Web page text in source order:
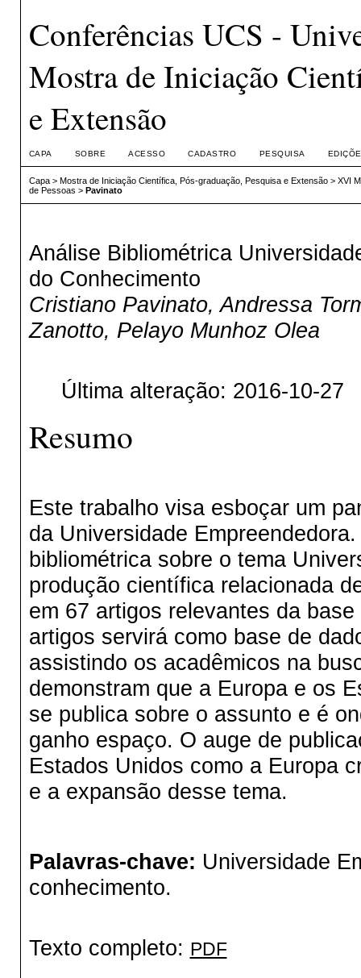
Conferências UCS -
Mostra de Iniciação
e Extensão
CAPA SOBRE ACESSO CADASTRO PESQUISA
Capa> Mostra de Iniciação Científica, Pós-graduação, Pesquisa e Extensão> XVI
de Pessoas > Pavinato
Análise Bibliométrica
do Conhecimento
Cristiano Pavinato, Andressa
Zanotto, Pelayo Munhoz Olea
Última alteração: 2016-10-27
Resumo
Este trabalho visa esboçar um
da Universidade
bibliométrica sobre o tema
produção científica relacionada
em 67 artigos relevantes da
artigos servirá como base de
assistindo os acadêmicos na
demonstram que a Europa e os
se publica sobre o assunto e é
ganho espaço. O auge de
Estados Unidos como a Europa
e a expansão desse tema.
Palavras-chave: Universidade
conhecimento.
Texto completo: PDF